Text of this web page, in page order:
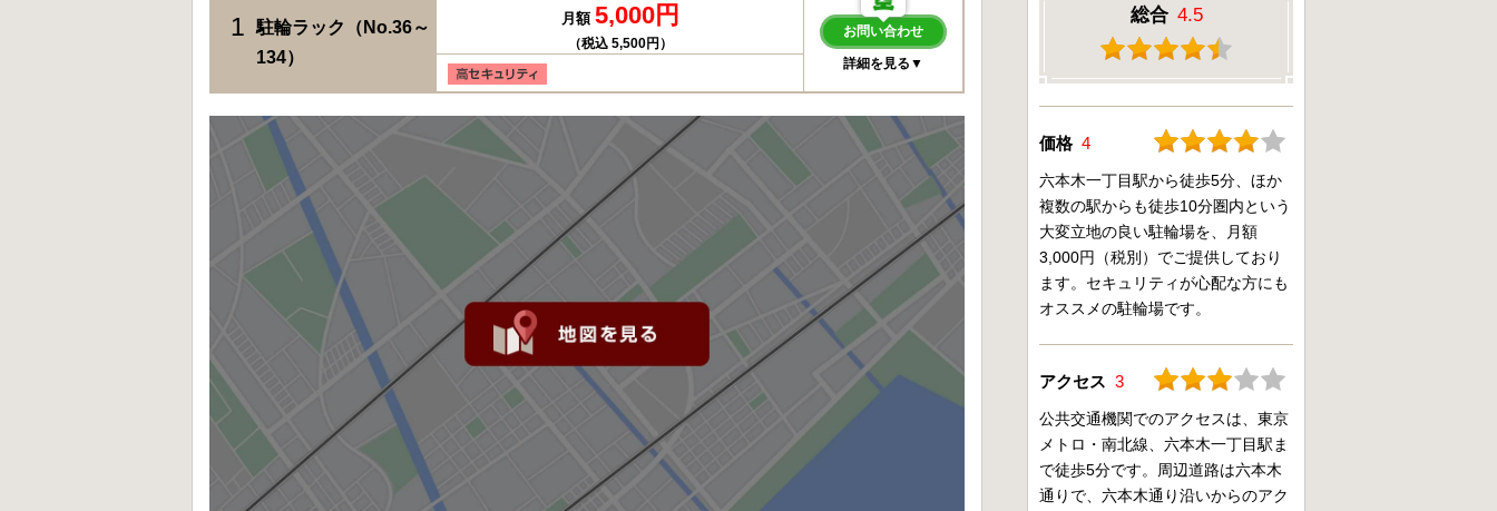
1
駐輪ラック（No.36～
134）
月額 5,000円
（税込 5,500円）
お問い合わせ
詳細を見る▼
総合 4.5
価格 4
六本木一丁目駅から徒歩5分、ほか
複数の駅からも徒歩10分圏内という
大変立地の良い駐輪場を、月額
3,000円（税別）でご提供しており
ます。セキュリティが心配な方にも
オススメの駐輪場です。
アクセス 3
公共交通機関でのアクセスは、東京
メトロ・南北線、六本木一丁目駅ま
で徒歩5分です。周辺道路は六本木
通りで、六本木通り沿いからのアク